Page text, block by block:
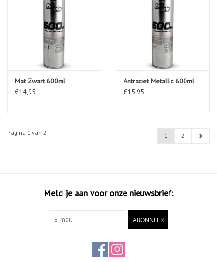
Mat Zwart 600ml
€14,95
Antraciet Metallic 600ml
€15,95
Pagina 1 van 2 1 2
Meld je aan voor onze nieuwsbrief:
ABONNEER